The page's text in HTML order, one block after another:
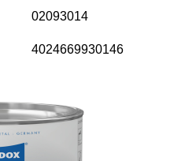
02093014
4024669930146